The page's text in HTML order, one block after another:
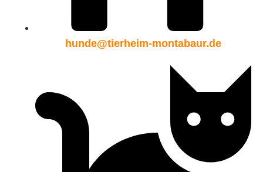
hunde@tierheim-montabaur.de